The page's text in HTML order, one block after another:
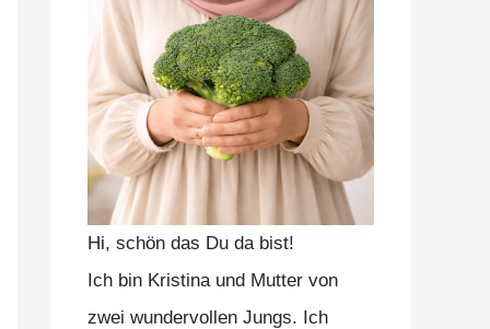
Hi, schön das Du da bist!
Ich bin Kristina und Mutter von
zwei wundervollen Jungs. Ich